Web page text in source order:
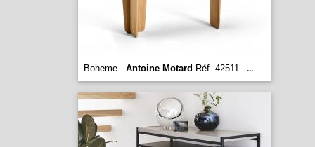
Boheme - Antoine Motard Réf. 42511 ...